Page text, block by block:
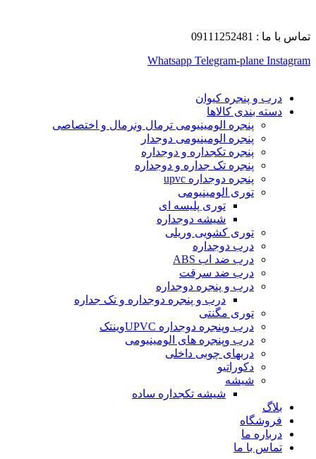
تماس با ما : 09111252481
Whatsapp Telegram-plane Instagram
درب و پنجره کیوان
دسته بندی کالاها
پنجره الومینیومی ترمال ونرمال و اختصاصی
پنجره الومینیومی دوجدار
پنجره تکجداره و دوجداره
پنجره تک جداره و دوجداره
پنجره دوجداره upvc
توری الومینیومی
توری پلیسه ای
شیشه دوجداره
توری کشویی وریلی
درب دوجداره
درب ضد اب ABS
درب ضد سرقت
درب و پنجره دوجداره
درب و پنجره دوجداره و تک جداره
توری مگنتی
درب وپنجره دوجداره UPVCوینتک
درب وپنجره های الومینیومی
دربهای چوبی داخلی
دکوراتیو
شیشه
شیشه تکجداره ساده
بلاگ
فروشگاه
درباره ما
تماس با ما